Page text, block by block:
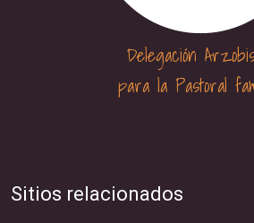
Delegación
para la Pastoral
Sitios relacionados